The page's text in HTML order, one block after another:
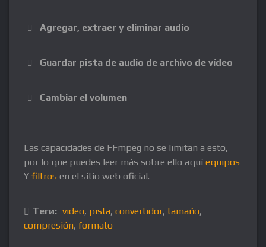
Agregar, extraer y eliminar audio
Guardar pista de audio de archivo de vídeo
Cambiar el volumen
Las capacidades de FFmpeg no se limitan a esto,
por lo que puedes leer más sobre ello aquíequipos
Y filtros en el sitio web oficial.
Теги: video, pista, convertidor, tamaño,
compresión, formato